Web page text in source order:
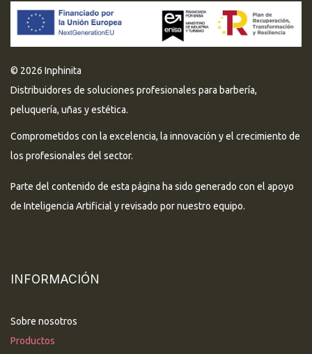
© 2026 Inphinita
Distribuidores de soluciones profesionales para barbería,
peluquería, uñas y estética.
Comprometidos con la excelencia, la innovación y el crecimiento de
los profesionales del sector.
Parte del contenido de esta página ha sido generado con el apoyo
de Inteligencia Artificial y revisado por nuestro equipo.
INFORMACIÓN
Sobre nosotros
Productos